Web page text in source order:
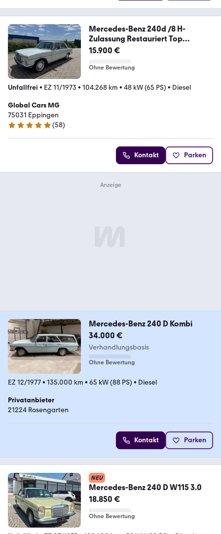
Mercedes-Benz 240d /8 H-
Zulassung Restauriert Top
Zustand
15.900 €
Ohne Bewertung
Unfallfrei • EZ 11/1973 • 104.268 km • 48 kW (65 PS) • Diesel
Global Cars MG
75031 Eppingen
5 Sterne
(58)
Kontakt Parken
Mercedes-Benz 240 D Kombi
34.000 €
Verhandlungsbasis
Ohne Bewertung
EZ 12/1977• 135.000 km • 65 kW (88 PS) • Diesel
Privatanbieter
21224 Rosengarten
Kontakt Parken
NEU
Mercedes-Benz 240 D W115 3.0
18.850 €
Ohne Bewertung